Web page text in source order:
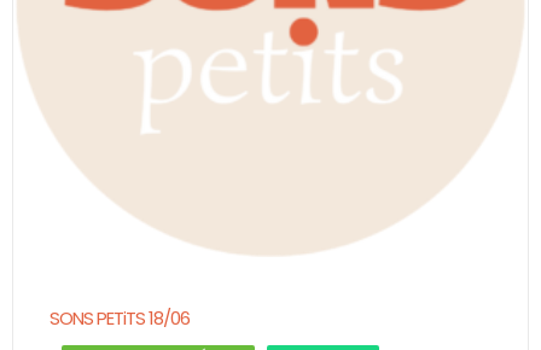
SONS PETiTS 18/06